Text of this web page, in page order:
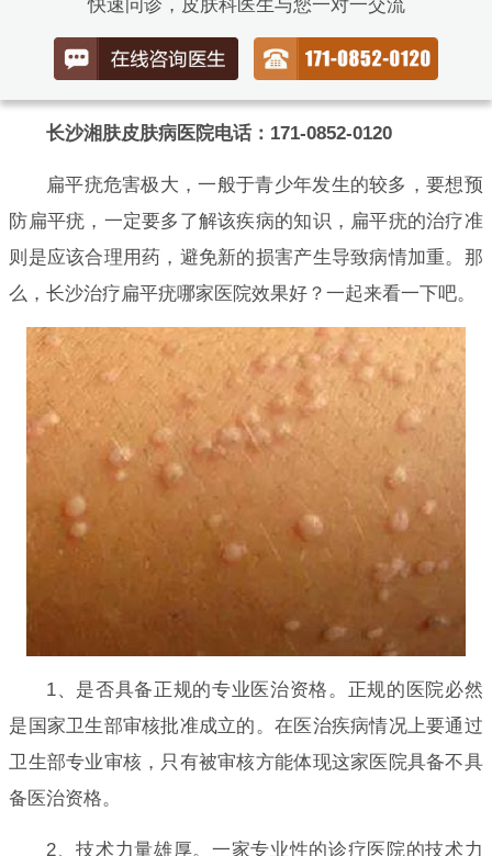
快速问诊，皮肤科医生与您一对一交流
长沙湘肤皮肤病医院电话：171-0852-0120
扁平疣危害极大，一般于青少年发生的较多，要想预
防扁平疣，一定要多了解该疾病的知识，扁平疣的治疗准
则是应该合理用药，避免新的损害产生导致病情加重。那
么，长沙治疗扁平疣哪家医院效果好？一起来看一下吧。
1、是否具备正规的专业医治资格。正规的医院必然
是国家卫生部审核批准成立的。在医治疾病情况上要通过
卫生部专业审核，只有被审核方能体现这家医院具备不具
备医治资格。
2、技术力量雄厚。一家专业性的诊疗医院的技术力